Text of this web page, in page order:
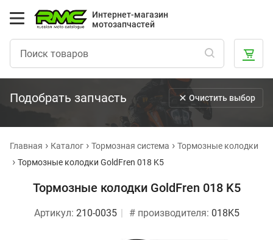
Интернет-магазин
мотозапчастей
Подобрать запчасть Очистить выбор
Главная Каталог Тормозная система
Тормозные колодки
Тормозные колодки GoldFren 018 K5
Тормозные колодки GoldFren 018 K5
Артикул: 210-0035 # производителя: 018K5